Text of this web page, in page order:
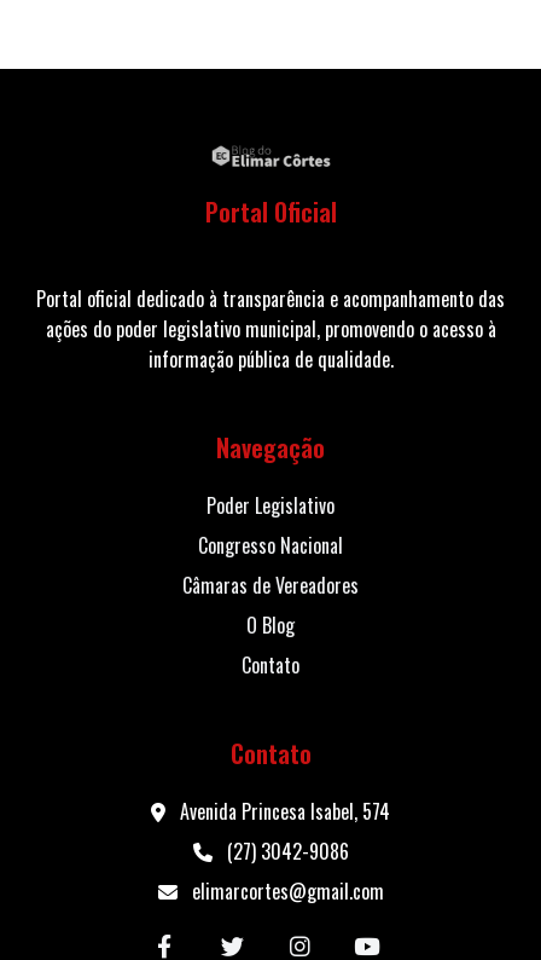
Portal Oficial
Portal oficial dedicado à transparência e acompanhamento das
ações do poder legislativo municipal, promovendo o acesso à
informação pública de qualidade.
Navegação
Poder Legislativo
Congresso Nacional
Câmaras de Vereadores
O Blog
Contato
Contato
Avenida Princesa Isabel, 574
(27) 3042-9086
elimarcortes@gmail.com